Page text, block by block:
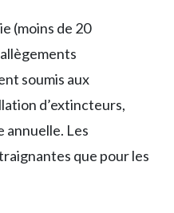
(moins de 20
soumis aux
d’extincteurs,
annuelle. Les
que pour les